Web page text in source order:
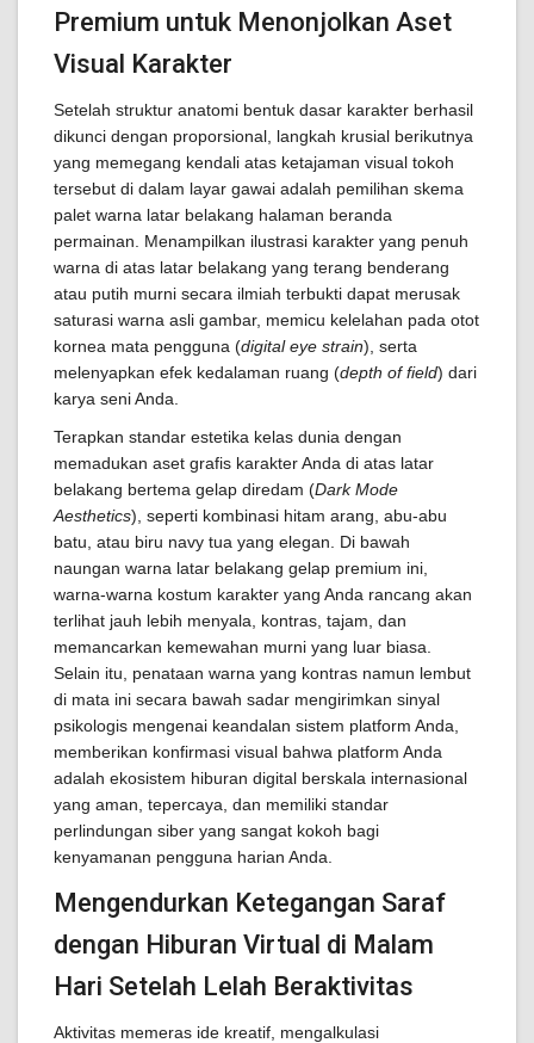
Premium untuk Menonjolkan Aset
Visual Karakter
Setelah struktur anatomi bentuk dasar karakter berhasil
dikunci dengan proporsional, langkah krusial berikutnya
yang memegang kendali atas ketajaman visual tokoh
tersebut di dalam layar gawai adalah pemilihan skema
palet warna latar belakang halaman beranda
permainan. Menampilkan ilustrasi karakter yang penuh
warna di atas latar belakang yang terang benderang
atau putih murni secara ilmiah terbukti dapat merusak
saturasi warna asli gambar, memicu kelelahan pada otot
kornea mata pengguna (digital eye strain), serta
melenyapkan efek kedalaman ruang (depth of field) dari
karya seni Anda.
Terapkan standar estetika kelas dunia dengan
memadukan aset grafis karakter Anda di atas latar
belakang bertema gelap diredam (Dark Mode
Aesthetics), seperti kombinasi hitam arang, abu-abu
batu, atau biru navy tua yang elegan. Di bawah
naungan warna latar belakang gelap premium ini,
warna-warna kostum karakter yang Anda rancang akan
terlihat jauh lebih menyala, kontras, tajam, dan
memancarkan kemewahan murni yang luar biasa.
Selain itu, penataan warna yang kontras namun lembut
di mata ini secara bawah sadar mengirimkan sinyal
psikologis mengenai keandalan sistem platform Anda,
memberikan konfirmasi visual bahwa platform Anda
adalah ekosistem hiburan digital berskala internasional
yang aman, tepercaya, dan memiliki standar
perlindungan siber yang sangat kokoh bagi
kenyamanan pengguna harian Anda.
Mengendurkan Ketegangan Saraf
dengan Hiburan Virtual di Malam
Hari Setelah Lelah Beraktivitas
Aktivitas memeras ide kreatif, mengalkulasi